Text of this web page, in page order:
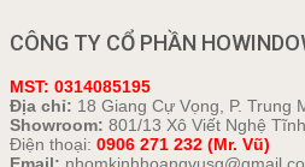
CÔNG TY CỔ PHẦN
MST: 0314085195
Địa chỉ: 18 Giang Cự Vọng, P. Trung
Showroom: 801/13 Xô Viết Nghệ
Điện thoại: 0906 271 232 (Mr. Vũ)